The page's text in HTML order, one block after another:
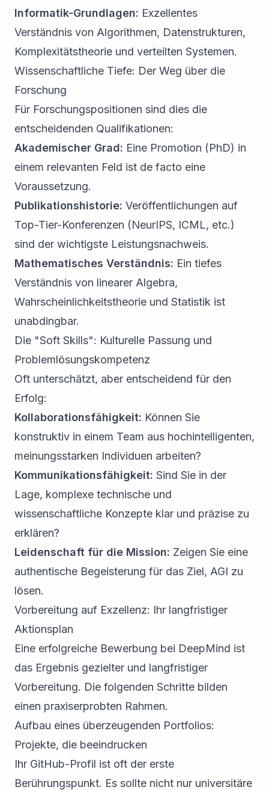
Informatik-Grundlagen: Exzellentes
Verständnis von Algorithmen, Datenstrukturen,
Komplexitätstheorie und verteilten Systemen.
Wissenschaftliche Tiefe: Der Weg über die
Forschung
Für Forschungspositionen sind dies die
entscheidenden Qualifikationen:
Akademischer Grad: Eine Promotion (PhD) in
einem relevanten Feld ist de facto eine
Voraussetzung.
Publikationshistorie: Veröffentlichungen auf
Top-Tier-Konferenzen (NeurIPS, ICML, etc.)
sind der wichtigste Leistungsnachweis.
Mathematisches Verständnis: Ein tiefes
Verständnis von linearer Algebra,
Wahrscheinlichkeitstheorie und Statistik ist
unabdingbar.
Die "Soft Skills": Kulturelle Passung und
Problemlösungskompetenz
Oft unterschätzt, aber entscheidend für den
Erfolg:
Kollaborationsfähigkeit: Können Sie
konstruktiv in einem Team aus hochintelligenten,
meinungsstarken Individuen arbeiten?
Kommunikationsfähigkeit: Sind Sie in der
Lage, komplexe technische und
wissenschaftliche Konzepte klar und präzise zu
erklären?
Leidenschaft für die Mission: Zeigen Sie eine
authentische Begeisterung für das Ziel, AGI zu
lösen.
Vorbereitung auf Exzellenz: Ihr langfristiger
Aktionsplan
Eine erfolgreiche Bewerbung bei DeepMind ist
das Ergebnis gezielter und langfristiger
Vorbereitung. Die folgenden Schritte bilden
einen praxiserprobten Rahmen.
Aufbau eines überzeugenden Portfolios:
Projekte, die beeindrucken
Ihr GitHub-Profil ist oft der erste
Berührungspunkt. Es sollte nicht nur universitäre